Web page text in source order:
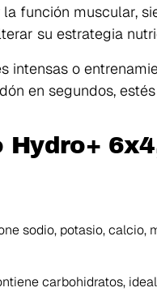
función muscular,
su estrategia
intensas o
en segundos,
Hydro+
sodio, potasio, calcio,
carbohidratos,